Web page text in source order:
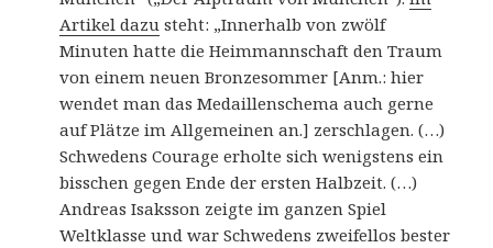
Artikel dazu steht: „Innerhalb von zwölf
Minuten hatte die Heimmannschaft den Traum
von einem neuen Bronzesommer [Anm.: hier
wendet man das Medaillenschema auch gerne
auf Plätze im Allgemeinen an.] zerschlagen. (…)
Schwedens Courage erholte sich wenigstens ein
bisschen gegen Ende der ersten Halbzeit. (…)
Andreas Isaksson zeigte im ganzen Spiel
Weltklasse und war Schwedens zweifellos bester